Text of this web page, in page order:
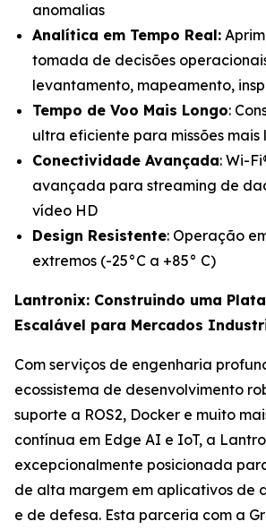
anomalias
Analítica em Tempo Real:
tomada de decisões
levantamento, mapeamento,
Tempo de Voo Mais Longo:
ultra eficiente para missões mais
Conectividade Avançada: Wi-
avançada para streaming de
vídeo HD
Design Resistente: Operação
extremos (-25°C a +85° C)
Lantronix: Construindo uma
Escalável para Mercados
Com serviços de engenharia
ecossistema de desenvolvimento
suporte a ROS2, Docker e muito
contínua em Edge AI e IoT, a
excepcionalmente posicionada
de alta margem em aplicativos de
e de defesa. Esta parceria com a